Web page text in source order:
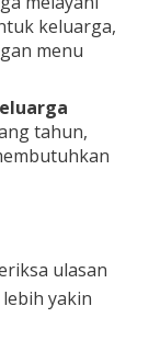
keluarga,
menu
tahun,
ulasan
yakin